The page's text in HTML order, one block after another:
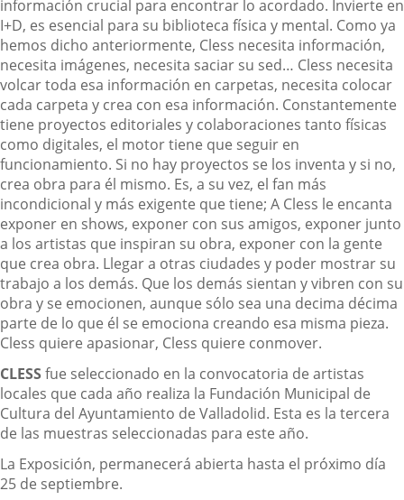
información crucial para encontrar lo acordado. Invierte en
I+D, es esencial para su biblioteca física y mental. Como ya
hemos dicho anteriormente, Cless necesita información,
necesita imágenes, necesita saciar su sed… Cless necesita
volcar toda esa información en carpetas, necesita colocar
cada carpeta y crea con esa información. Constantemente
tiene proyectos editoriales y colaboraciones tanto físicas
como digitales, el motor tiene que seguir en
funcionamiento. Si no hay proyectos se los inventa y si no,
crea obra para él mismo. Es, a su vez, el fan más
incondicional y más exigente que tiene; A Cless le encanta
exponer en shows, exponer con sus amigos, exponer junto
a los artistas que inspiran su obra, exponer con la gente
que crea obra. Llegar a otras ciudades y poder mostrar su
trabajo a los demás. Que los demás sientan y vibren con su
obra y se emocionen, aunque sólo sea una decima décima
parte de lo que él se emociona creando esa misma pieza.
Cless quiere apasionar, Cless quiere conmover.
CLESSfue seleccionado en la convocatoria de artistas
locales que cada año realiza la Fundación Municipal de
Cultura del Ayuntamiento de Valladolid. Esta es la tercera
de las muestras seleccionadas para este año.
La Exposición, permanecerá abierta hasta el próximo día
25 de septiembre.